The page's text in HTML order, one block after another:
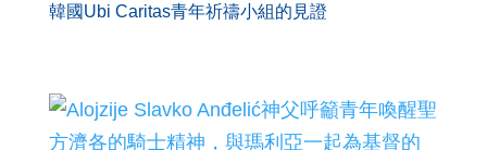
韓國Ubi Caritas青年祈禱小組的見證